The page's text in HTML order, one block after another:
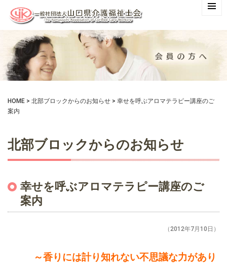
HOME > 北部ブロックからのお知らせ > 幸せを呼ぶアロマテラピー講座のご
案内
北部ブロックからのお知らせ
幸せを呼ぶアロマテラピー講座のご
案内
（2012年7月10日）
～香りには計り知れない不思議な力があり